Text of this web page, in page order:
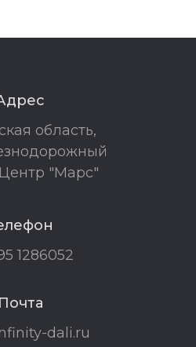
область,
"Марс"
1286052
Почта
dali.ru